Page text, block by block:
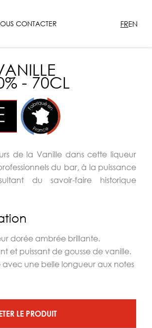
CONTACTER FREN
- 70CL
de la Vanille dans cette liqueur
du bar, à la puissance
du savoir-faire historique
dorée ambrée brillante.
et puissant de gousse de vanille.
avec une belle longueur aux notes
LE PRODUIT